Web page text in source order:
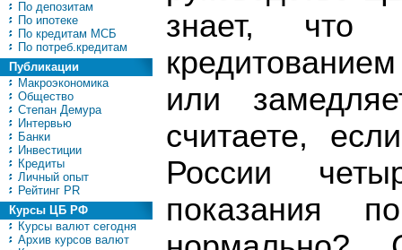
По депозитам
По ипотеке
По кредитам МСБ
По потреб.кредитам
Публикации
Макроэкономика
Общество
Степан Демура
Интервью
Банки
Инвестиции
Кредиты
Личный опыт
Рейтинг PR
Курсы ЦБ РФ
Курсы валют сегодня
Архив курсов валют
знает, что
или
считаете,
России
показания